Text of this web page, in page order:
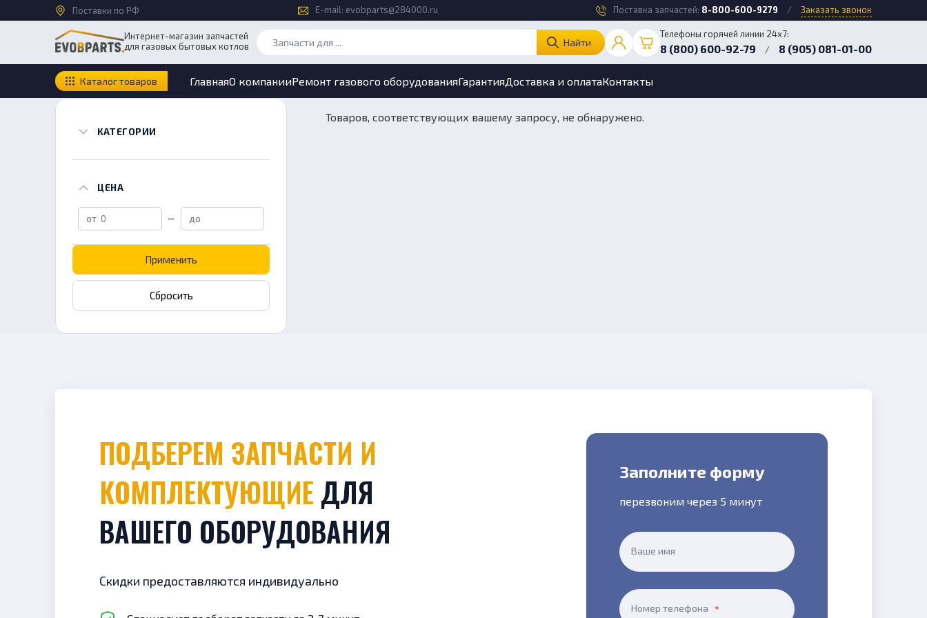
Поставки по РФ E-mail: evobparts@284000.ru Поставка запчастей: 8-800-600-9279 / Заказать звонок
Интернет-магазин запчастей
для газовых бытовых котлов
Найти
Телефоны горячей линии 24х7:
8 (800) 600-92-79 / 8 (905) 081-01-00
Каталог товаров ГлавнаяО компанииРемонт газового оборудованияГарантияДоставка и оплатаКонтакты
КАТЕГОРИИ
ЦЕНА
Применить
Сбросить
Товаров, соответствующих вашему запросу, не обнаружено.
ПОДБЕРЕМ ЗАПЧАСТИ И
КОМПЛЕКТУЮЩИЕ ДЛЯ
ВАШЕГО ОБОРУДОВАНИЯ
Скидки предоставляются индивидуально
Заполните форму
перезвоним через 5 минут
Ваше имя
Номер телефона